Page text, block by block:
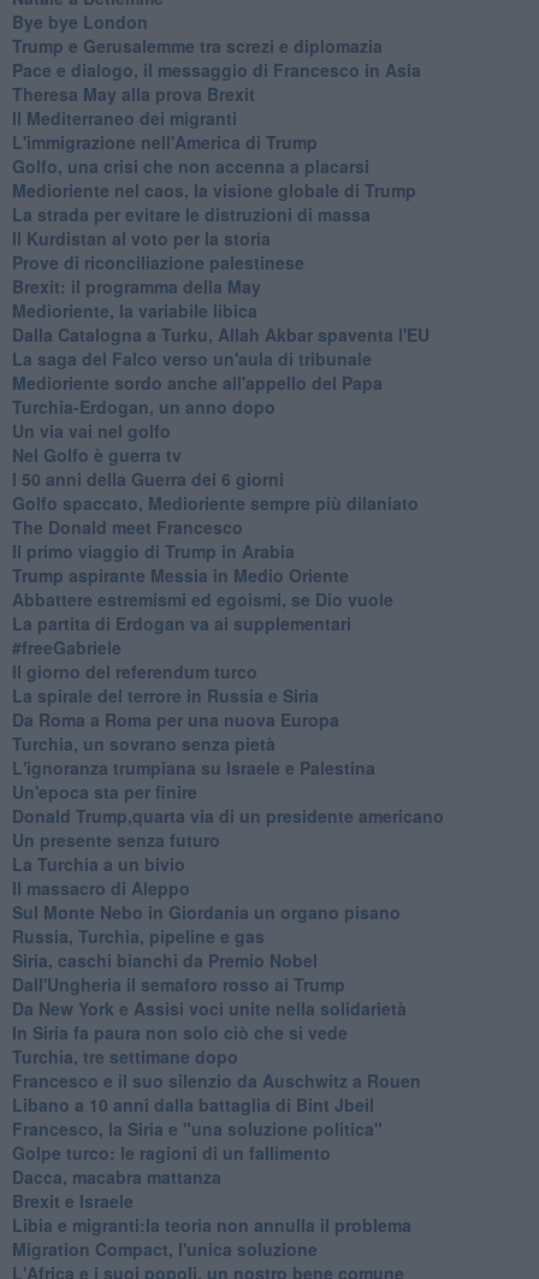
Bye bye London
Trump e Gerusalemme tra screzi e diplomazia
Pace e dialogo, il messaggio di Francesco in Asia
Theresa May alla prova Brexit
Il Mediterraneo dei migranti
L'immigrazione nell'America di Trump
Golfo, una crisi che non accenna a placarsi
Medioriente nel caos, la visione globale di Trump
La strada per evitare le distruzioni di massa
Il Kurdistan al voto per la storia
Prove di riconciliazione palestinese
Brexit: il programma della May
Medioriente, la variabile libica
Dalla Catalogna a Turku, Allah Akbar spaventa l'EU
La saga del Falco verso un'aula di tribunale
Medioriente sordo anche all'appello del Papa
Turchia-Erdogan, un anno dopo
Un via vai nel golfo
Nel Golfo è guerra tv
I 50 anni della Guerra dei 6 giorni
Golfo spaccato, Medioriente sempre più dilaniato
The Donald meet Francesco
Il primo viaggio di Trump in Arabia
Trump aspirante Messia in Medio Oriente
Abbattere estremismi ed egoismi, se Dio vuole
La partita di Erdogan va ai supplementari
#freeGabriele
Il giorno del referendum turco
La spirale del terrore in Russia e Siria
Da Roma a Roma per una nuova Europa
Turchia, un sovrano senza pietà
L'ignoranza trumpiana su Israele e Palestina
Un'epoca sta per finire
Donald Trump,quarta via di un presidente americano
Un presente senza futuro
La Turchia a un bivio
Il massacro di Aleppo
Sul Monte Nebo in Giordania un organo pisano
Russia, Turchia, pipeline e gas
Siria, caschi bianchi da Premio Nobel
Dall'Ungheria il semaforo rosso ai Trump
Da New York e Assisi voci unite nella solidarietà
In Siria fa paura non solo ciò che si vede
Turchia, tre settimane dopo
Francesco e il suo silenzio da Auschwitz a Rouen
Libano a 10 anni dalla battaglia di Bint Jbeil
Francesco, la Siria e "una soluzione politica"
Golpe turco: le ragioni di un fallimento
Dacca, macabra mattanza
Brexit e Israele
Libia e migranti:la teoria non annulla il problema
Migration Compact, l'unica soluzione
L'Africa e i suoi popoli, un nostro bene comune